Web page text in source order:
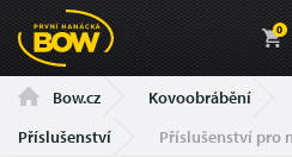
0
Bow.cz Kovoobrábění
Příslušenství
Příslušenství pro